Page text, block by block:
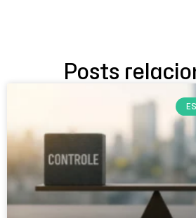
Posts